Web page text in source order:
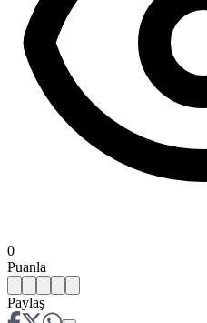
0
Puanla
Paylaş